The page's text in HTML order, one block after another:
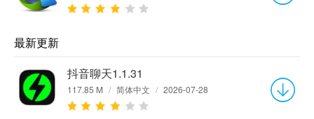
最新更新
抖音聊天1.1.31
117.85 M / 简体中文 / 2026-07-28